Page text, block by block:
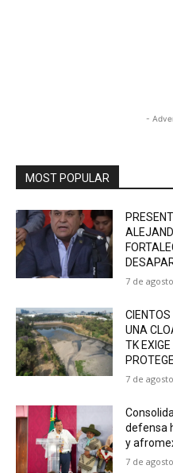
-
MOST POPULAR
7 de
UNA
TK
7 de
defensa
y
7 de